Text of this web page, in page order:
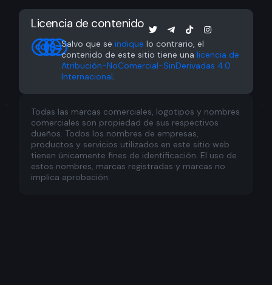
Licencia de contenido
Salvo que seindique lo contrario, el
contenido de este sitio tiene unalicencia de
Atribución-NoComercial-SinDerivadas 4.0
Internacional.
Todas las marcas comerciales, logotipos y nombres
comerciales son propiedad de sus respectivos
dueños. Todos los nombres de empresas,
productos y servicios utilizados en este sitio web
tienen únicamente fines de identificación. El uso de
estos nombres, marcas registradas y marcas no
implica aprobación.
Become a Patreon